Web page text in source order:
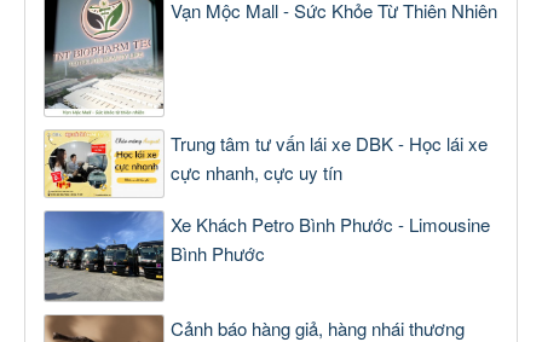
Vạn Mộc Mall - Sức Khỏe Từ Thiên Nhiên
Trung tâm tư vấn lái xe DBK - Học lái xe
cực nhanh, cực uy tín
Xe Khách Petro Bình Phước - Limousine
Bình Phước
Cảnh báo hàng giả, hàng nhái thương